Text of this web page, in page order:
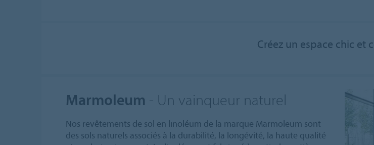
Créez un espace chic et
Marmoleum - Un vainqueur naturel
Nos revêtements de sol en linoléum de la marque Marmoleum sont
des sols naturels associés à la durabilité, la longévité, la haute qualité